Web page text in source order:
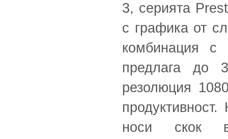
3, серията
с графика от
комбинация с
предлага до
резолюция
носи скок